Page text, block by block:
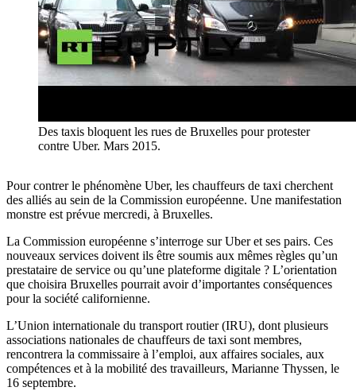
Des taxis bloquent les rues de Bruxelles pour protester
contre Uber. Mars 2015.
Pour contrer le phénomène Uber, les chauffeurs de taxi cherchent
des alliés au sein de la Commission européenne. Une manifestation
monstre est prévue mercredi, à Bruxelles.
La Commission européenne s’interroge sur Uber et ses pairs. Ces
nouveaux services doivent ils être soumis aux mêmes règles qu’un
prestataire de service ou qu’une plateforme digitale ? L’orientation
que choisira Bruxelles pourrait avoir d’importantes conséquences
pour la société californienne.
L’Union internationale du transport routier (IRU), dont plusieurs
associations nationales de chauffeurs de taxi sont membres,
rencontrera la commissaire à l’emploi, aux affaires sociales, aux
compétences et à la mobilité des travailleurs, Marianne Thyssen, le
16 septembre.